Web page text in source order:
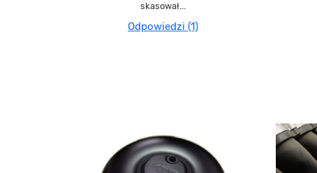
skasował...
Odpowiedzi (1)